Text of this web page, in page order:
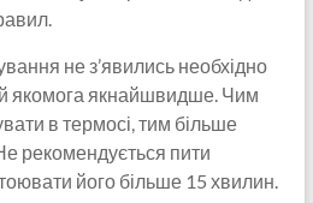
не з’явились необхідно
якомога якнайшвидше. Чим
в термосі, тим більше
рекомендується пити
його більше 15 хвилин.